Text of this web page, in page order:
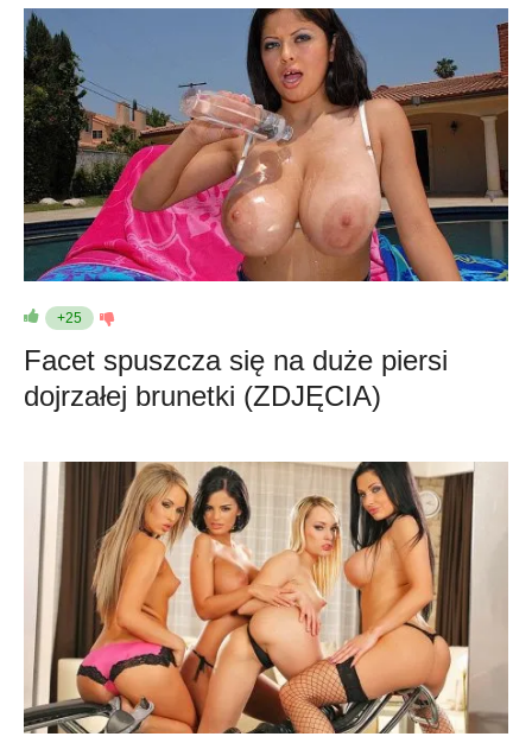
+25
Facet spuszcza się na duże piersi
dojrzałej brunetki (ZDJĘCIA)